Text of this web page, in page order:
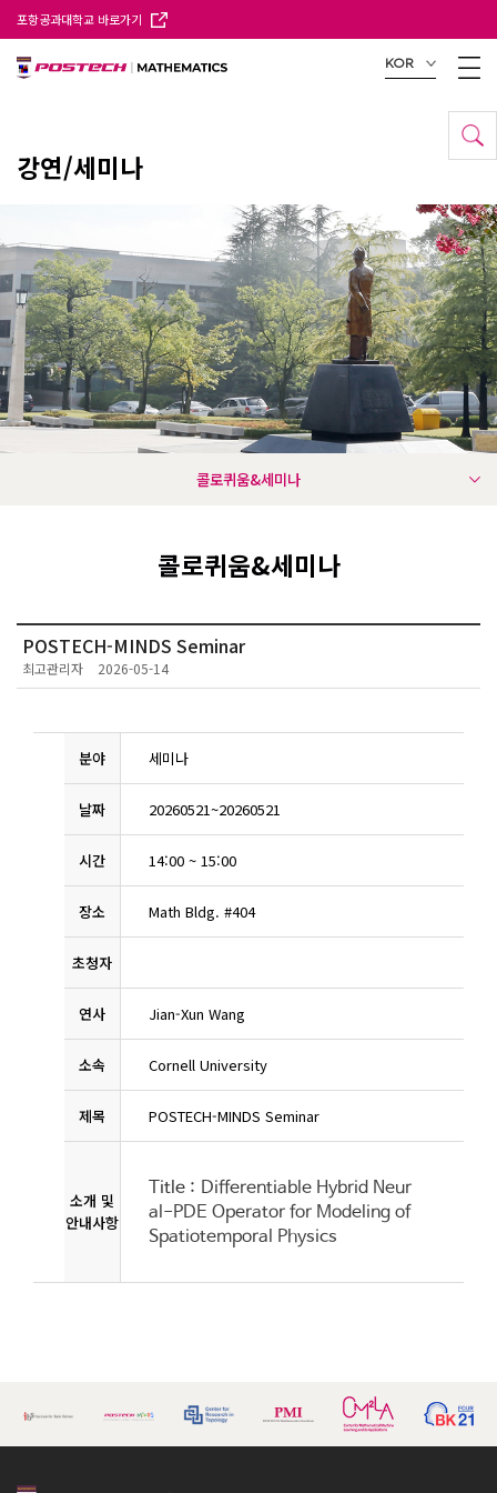
포항공과대학교 바로가기
KOR
강연/세미나
콜로퀴움&세미나
콜로퀴움&세미나
POSTECH-MINDS Seminar
최고관리자 2026-05-14
분야 세미나
날짜 20260521~20260521
시간 14:00 ~ 15:00
장소 Math Bldg. #404
초청자
연사 Jian-Xun Wang
소속 Cornell University
제목 POSTECH-MINDS Seminar
소개 및
안내사항
Title : Differentiable Hybrid Neur
al-PDE Operator for Modeling of
Spatiotemporal Physics